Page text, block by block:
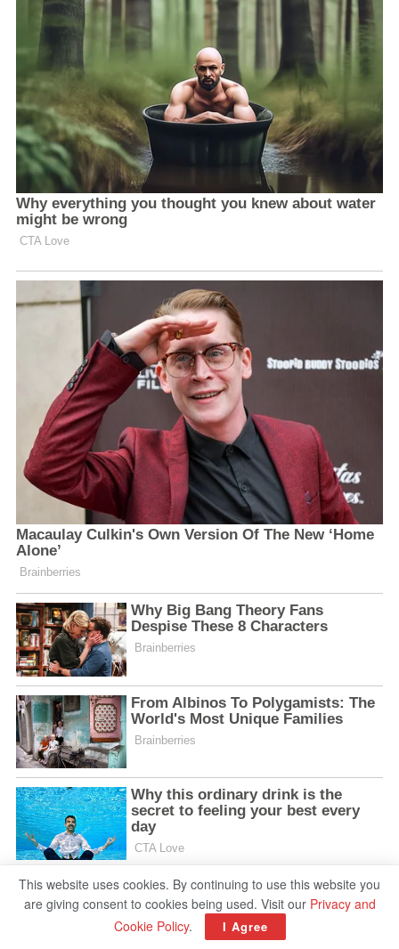
This website uses cookies. By continuing to use this website you
are giving consent to cookies being used. Visit our Privacy and
Cookie Policy. I Agree